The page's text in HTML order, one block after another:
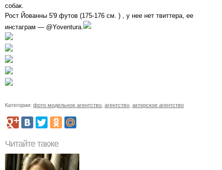
собак.
Рост Йованны 5'9 футов (175-176 см. ) , у нее нет твиттера, ее
инстаграм — @Yoventura.
Категории: фото модельное агентство агентство актерское агентство
Читайте также